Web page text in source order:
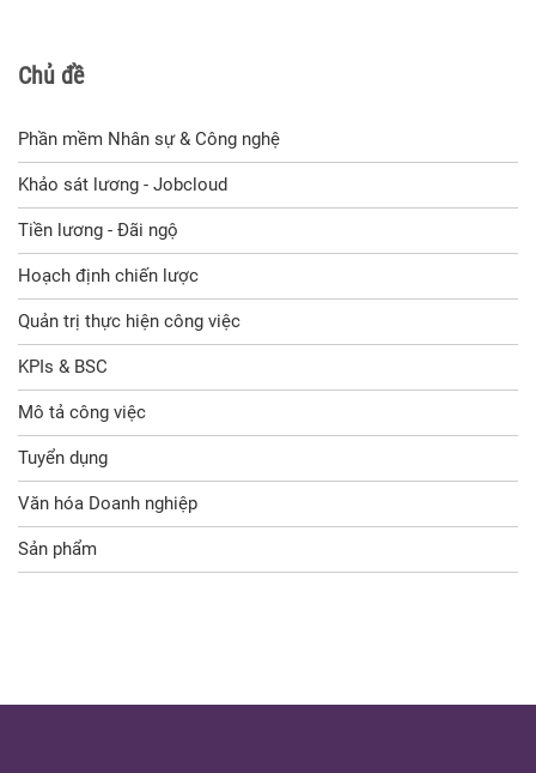
Chủ đề
Phần mềm Nhân sự & Công nghệ
Khảo sát lương - Jobcloud
Tiền lương - Đãi ngộ
Hoạch định chiến lược
Quản trị thực hiện công việc
KPIs & BSC
Mô tả công việc
Tuyển dụng
Văn hóa Doanh nghiệp
Sản phẩm